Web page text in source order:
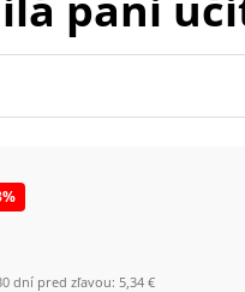
%
dní pred zľavou: 5,34 €